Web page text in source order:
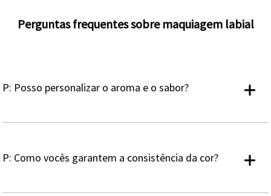
Perguntas frequentes sobre maquiagem labial
P: Posso personalizar o aroma e o sabor?
P: Como vocês garantem a consistência da cor?